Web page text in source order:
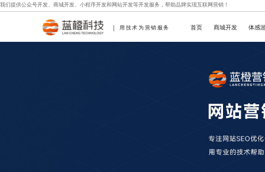
我们提供公众号开发、 商城开发、 小程序开发和 网站开发等开发服务，帮助品牌实现互联网营销！
用技术为营销服务 首页 商城开发 体感